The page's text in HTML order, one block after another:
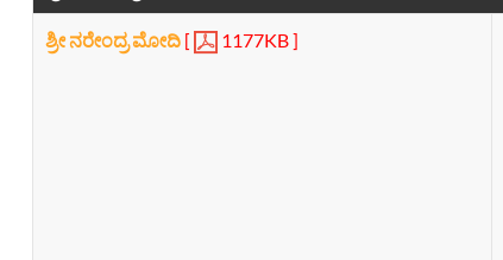
ಶ್ರೀ ನರೇಂದ್ರ ಮೋದಿ[ 1177KB ]